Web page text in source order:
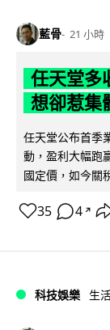
藍骨 21 小時
任天堂
想卻惹集
任天堂公布首季
動，盈利大幅跑
國定價，如今關
35 4 ↗
科技娛樂 生